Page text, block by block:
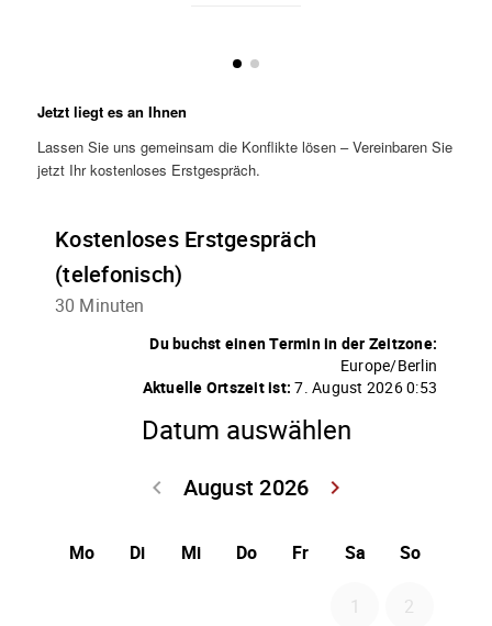
Jetzt liegt es an Ihnen
Lassen Sie uns gemeinsam die Konflikte lösen – Vereinbaren Sie
jetzt Ihr kostenloses Erstgespräch.